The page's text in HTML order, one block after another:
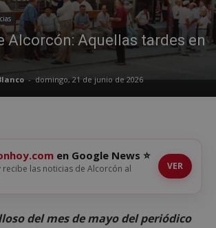
Alcorcón: Aquellas tardes en
- domingo, 21 de junio de 2026
en Google News ⭐
recibe las noticias de Alcorcón al
VER
del mes de mayo del periódico